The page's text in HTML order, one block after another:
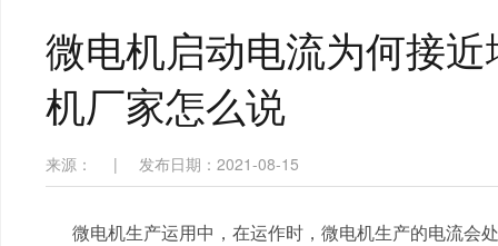
微电机启动电流为何接
机厂家怎么说
来源： | 发布日期：2021-08-15
微电机生产运用中，在运作时，微电机生产的电流会